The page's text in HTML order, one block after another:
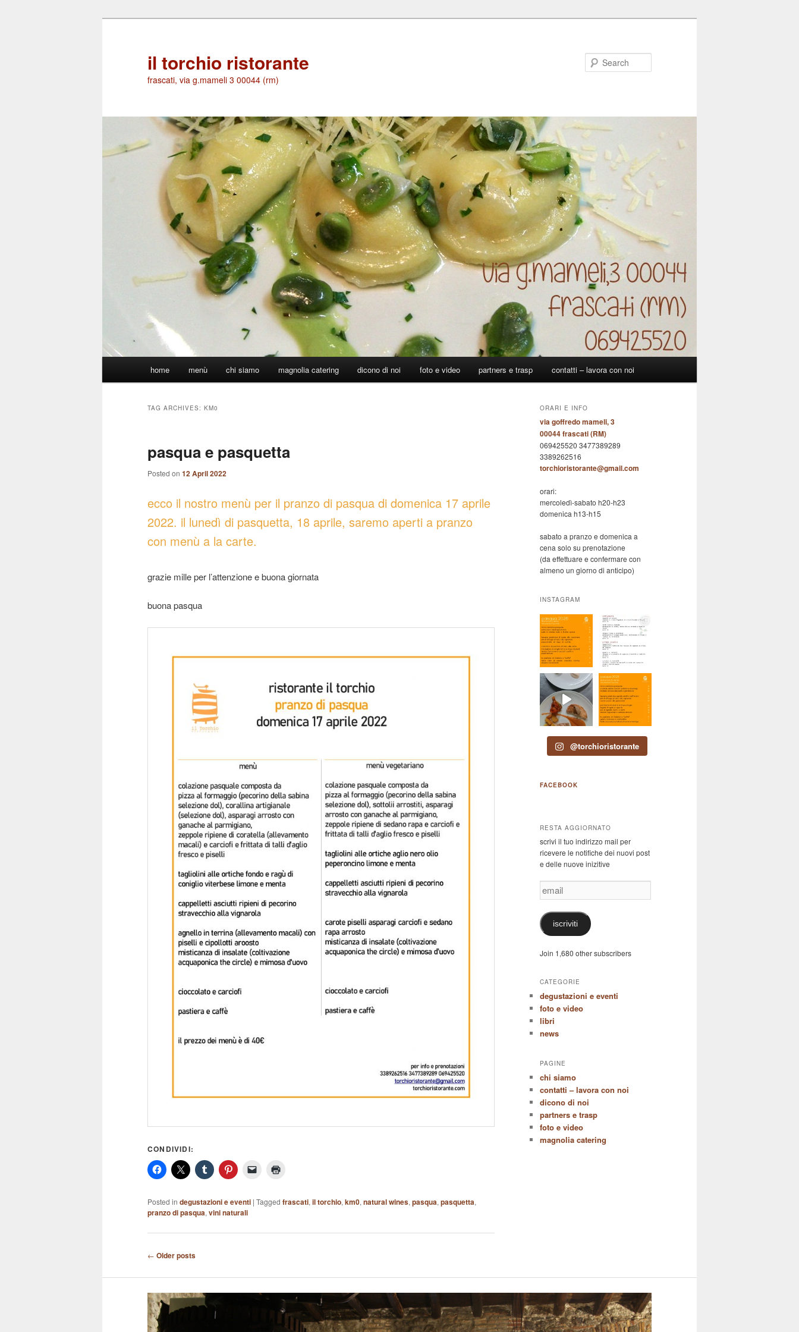
il torchio ristorante
frascati, via g.mameli 3 00044 (rm)
home menù chi siamo magnolia catering dicono di noi foto e video partners e trasp contatti – lavora con noi
TAG ARCHIVES: KM0
pasqua e pasquetta
Posted on 12 April 2022
ecco il nostro menù per il pranzo di pasqua di domenica 17 aprile
2022. il lunedì di pasquetta, 18 aprile, saremo aperti a pranzo
con menù a la carte.
grazie mille per l’attenzione e buona giornata
buona pasqua
CONDIVIDI:
Posted in degustazioni e eventi | Tagged frascati, il torchio, km0, natural wines, pasqua, pasquetta,
pranzo di pasqua, vini naturali
Post
← Older posts
ORARI E INFO
via goffredo mameli, 3
00044 frascati (RM)
069425520 3477389289
3389262516
torchioristorante@gmail.com
orari:
mercoledì-sabato h20-h23
domenica h13-h15
sabato a pranzo e domenica a
cena solo su prenotazione
(da effettuare e confermare con
almeno un giorno di anticipo)
INSTAGRAM
@torchioristorante
FACEBOOK
RESTA AGGIORNATO
scrivi il tuo indirizzo mail per
ricevere le notifiche dei nuovi post
e delle nuove inizitive
iscriviti
Join 1,680 other subscribers
CATEGORIE
degustazioni e eventi
foto e video
libri
news
PAGINE
chi siamo
contatti – lavora con noi
dicono di noi
partners e trasp
foto e video
magnolia catering